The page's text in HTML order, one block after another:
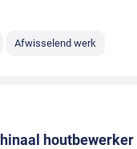
Afwisselend werk
houtbewerker